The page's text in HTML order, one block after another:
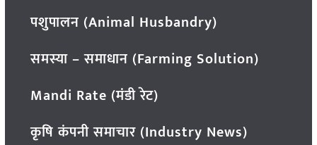
पशुपालन (Animal Husbandry)
समस्या – समाधान (Farming Solution)
Mandi Rate (मंडी रेट)
कृषि कंपनी समाचार (Industry News)